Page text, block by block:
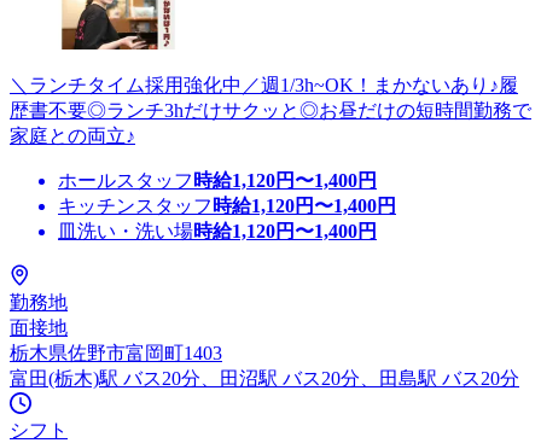
＼ランチタイム採用強化中／週1/3h~OK！まかないあり♪履
歴書不要◎ランチ3hだけサクッと◎お昼だけの短時間勤務で
家庭との両立♪
ホールスタッフ 時給1,120円〜1,400円
キッチンスタッフ 時給1,120円〜1,400円
皿洗い・洗い場時給1,120円〜1,400円
勤務地
面接地
栃木県佐野市富岡町1403
富田(栃木)駅 バス20分、田沼駅 バス20分、田島駅 バス20分
シフト